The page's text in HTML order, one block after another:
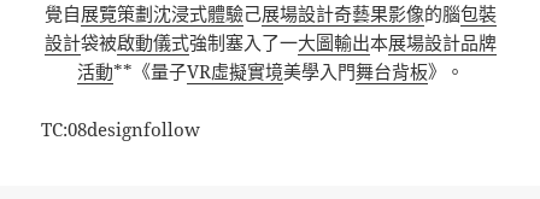
覺自展覽策劃沈浸式體驗己展場設計奇藝果影像的腦包裝
設計袋被啟動儀式強制塞入了一大圖輸出本展場設計品牌
活動**《量子VR虛擬實境美學入門舞台背板》。
TC:08designfollow